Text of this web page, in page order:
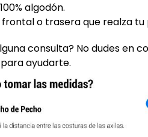
algodón.
o trasera que realza tu
consulta? No dudes en
ayudarte.